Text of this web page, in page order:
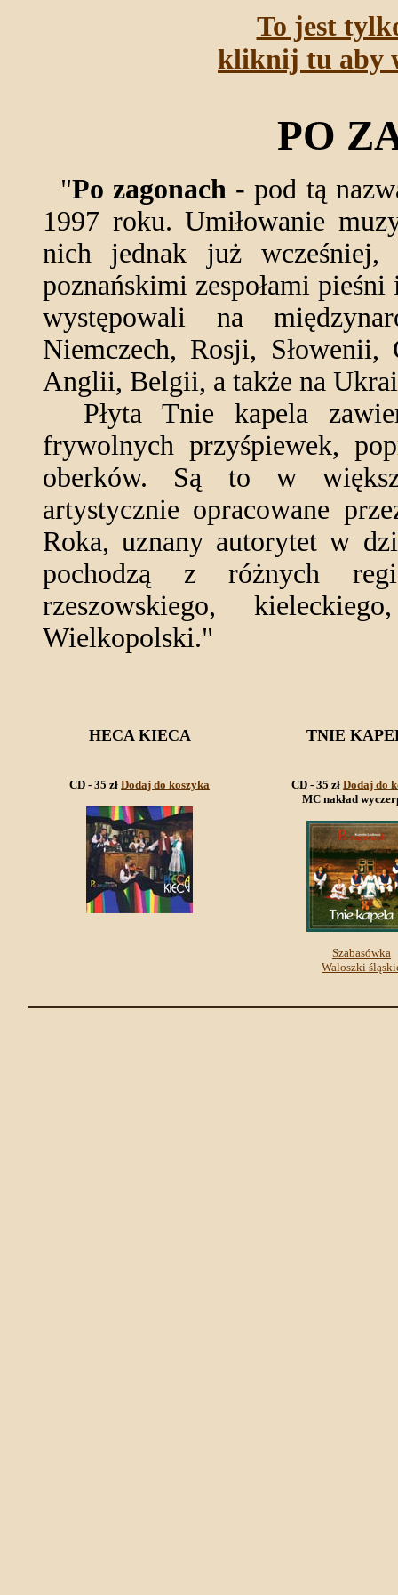
To jest
kliknij tu aby
PO
"Po zagonach - pod tą
1997 roku. Umiłowanie
nich jednak już wcześniej,
poznańskimi zespołami
występowali na
Niemczech, Rosji,
Anglii, Belgii, a także na
Płyta Tnie kapela
frywolnych przyśpiewek,
oberków. Są to w
artystycznie opracowane
Roka, uznany autorytet w
pochodzą z różnych
rzeszowskiego,
Wielkopolski."
HECA KIECA
CD - 35 złDodaj do koszyka
TNIE
CD - 35 złDodaj do
MC nakład
Szabasówka
Waloszki